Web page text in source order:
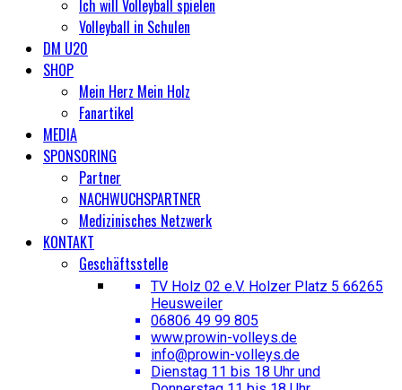
Ich will Volleyball spielen
Volleyball in Schulen
DM U20
SHOP
Mein Herz Mein Holz
Fanartikel
MEDIA
SPONSORING
Partner
NACHWUCHSPARTNER
Medizinisches Netzwerk
KONTAKT
Geschäftsstelle
TV Holz 02 e.V. Holzer Platz 5 66265
Heusweiler
06806 49 99 805
www.prowin-volleys.de
info@prowin-volleys.de
Dienstag 11 bis 18 Uhr und